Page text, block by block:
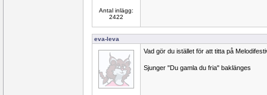
Antal inlägg:
2422
eva-leva
Vad gör du istället för att titta på
Sjunger "Du gamla du fria" baklänges